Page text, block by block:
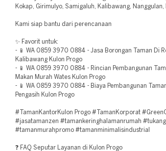
Kokap, Girimulyo, Samigaluh, Kalibawang, Nanggulan,
Kami siap bantu dari perencanaan
✨ Favorit untuk:
- 📱 WA 0859 3970 0884 - Jasa Borongan Taman Di
Kalibawang Kulon Progo
- 📱 WA 0859 3970 0884 - Rincian Pembangunan
Makan Murah Wates Kulon Progo
- 📱 WA 0859 3970 0884 - Biaya Pembangunan
Pengasih Kulon Progo
#TamanKantorKulon Progo #TamanKorporat
#jasatamanzen #tamankeringhalamanrumah
#tamanmurahpromo #tamanminimalisindustrial
❓ FAQ Seputar Layanan di Kulon Progo